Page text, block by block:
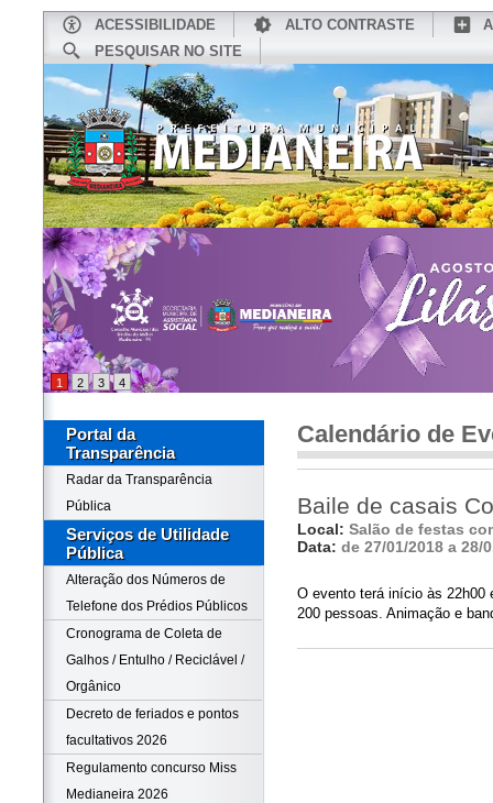
ACESSIBILIDADE ALTO CONTRASTE
PESQUISAR NO SITE
CONHEÇA MEDIANEIRA
1 2 3 4
Portal da
Transparência
Radar da Transparência
Pública
Serviços de Utilidade
Pública
Alteração dos Números de
Telefone dos Prédios Públicos
Cronograma de Coleta de
Galhos / Entulho / Reciclável /
Orgânico
Decreto de feriados e pontos
facultativos 2026
Regulamento concurso Miss
Medianeira 2026
Calendário de
Baile de casais
Local: Salão de festas
Data: de 27/01/2018 a 28/
O evento terá início às 22h00
200 pessoas. Animação e